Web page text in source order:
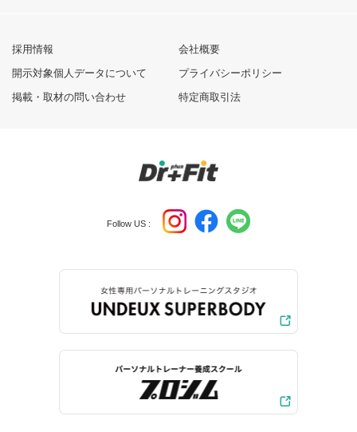
採用情報
会社概要
開示対象個人データについて
プライバシーポリシー
掲載・取材の問い合わせ
特定商取引法
Follow US :